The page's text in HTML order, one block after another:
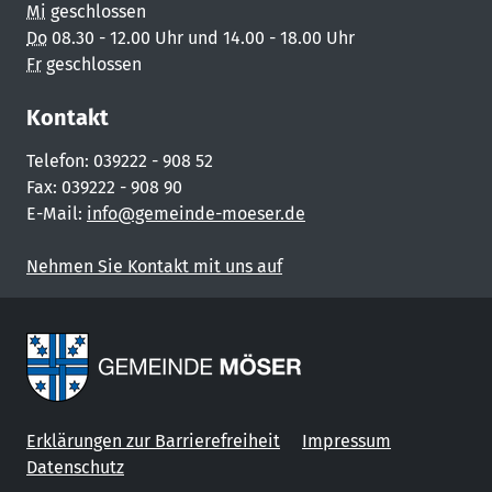
Mi geschlossen
Do 08.30 - 12.00 Uhr und 14.00 - 18.00 Uhr
Fr geschlossen
Kontakt
Telefon: 039222 - 908 52
Fax: 039222 - 908 90
E-Mail: info@gemeinde-moeser.de
Nehmen Sie Kontakt mit uns auf
Erklärungen zur Barrierefreiheit
Impressum
Datenschutz